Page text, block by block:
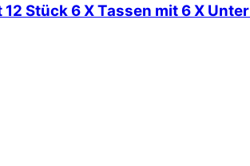
Stück 6 X Tassen mit 6 X